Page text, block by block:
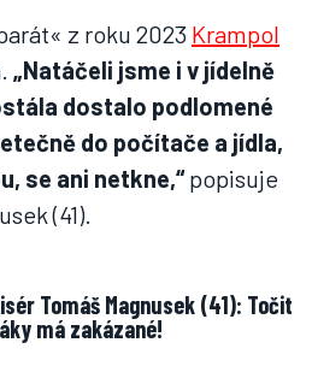
z roku 2023 Krampol
„Natáčeli jsme i v jídelně
dostalo podlomené
do počítače a jídla,
se ani netkne,“popisuje
(41).
Tomáš Magnusek (41): Točit
má zakázané!